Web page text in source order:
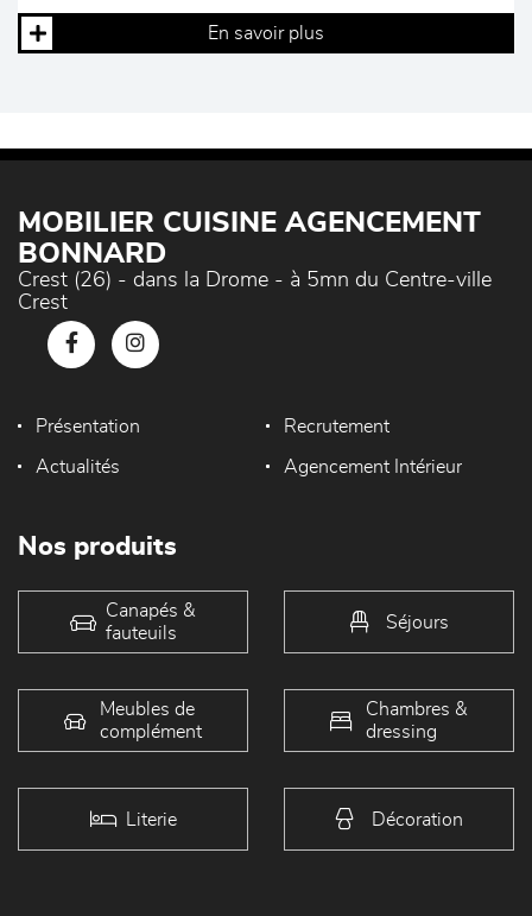
En savoir plus
MOBILIER CUISINE AGENCEMENT
BONNARD
Crest (26) - dans la Drome - à 5mn du Centre-ville
Crest
Présentation Recrutement
Actualités Agencement Intérieur
Nos produits
Canapés &
fauteuils
Séjours
Meubles de
complément
Chambres &
dressing
Literie Décoration